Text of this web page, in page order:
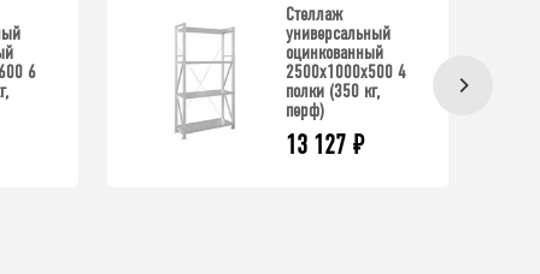
6
Стеллаж
универсальный
оцинкованный
2500x1000x500 4
полки (350 кг,
перф)
13 127 ₽